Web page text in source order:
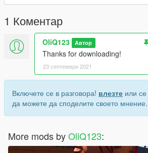
1 Коментар
OliQ123 Автор
Thanks for downloading!
23 септември 2021
Включете се в разговора! влезте или се
да можете да споделите своето мнение.
More mods byOliQ123: